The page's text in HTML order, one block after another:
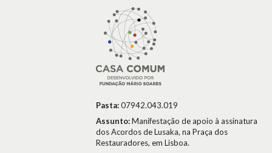
Pasta:07942.043.019
Assunto:Manifestação de apoio à assinatura
dos Acordos de Lusaka, na Praça dos
Restauradores, em Lisboa.